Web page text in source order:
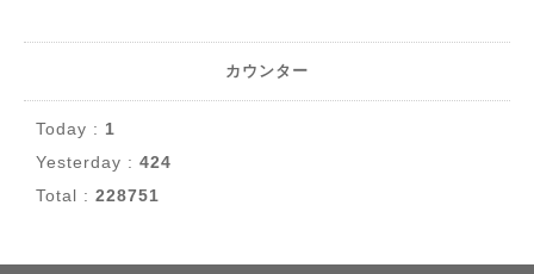
カウンター
Today : 1
Yesterday : 424
Total : 228751